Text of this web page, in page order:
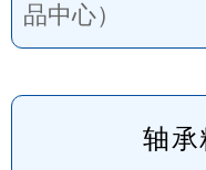
品中心）
轴承